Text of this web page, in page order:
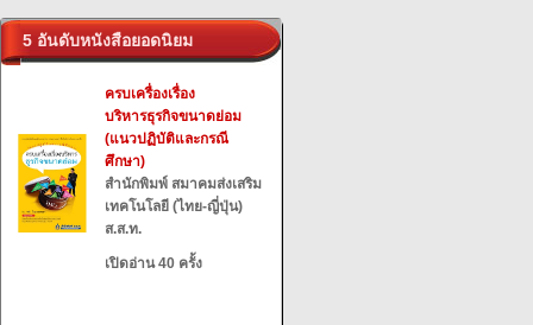
5 อันดับหนังสือยอดนิยม
ครบเครื่องเรื่อง
บริหารธุรกิจขนาดย่อม
(แนวปฏิบัติและกรณี
ศึกษา)
สำนักพิมพ์ สมาคมส่งเสริม
เทคโนโลยี (ไทย-ญี่ปุ่น)
ส.ส.ท.
เปิดอ่าน 40 ครั้ง